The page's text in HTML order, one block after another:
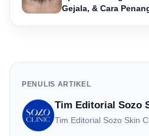
Gejala, & Cara
PENULIS ARTIKEL
Tim Editorial Sozo
Tim Editorial Sozo Skin